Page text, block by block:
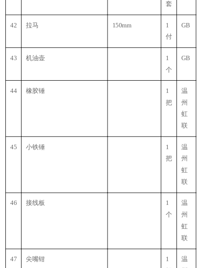
套
42 拉马 150mm
1
付
GB
43 机油壶 1
个
GB
44 橡胶锤 1
把
温
州
虹
联
45 小铁锤
1
把
温
州
虹
联
46 接线板 1
个
温
州
虹
联
47 尖嘴钳
1
温